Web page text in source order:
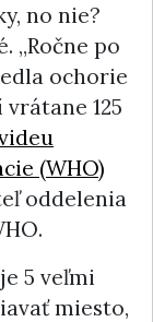
no nie?
„Ročne po
ochorie
125
(WHO)
oddelenia
5 veľmi
miesto,